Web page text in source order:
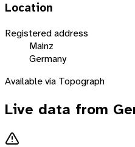
Location
Registered address
Mainz
Germany
Available via Topograph
Live data from